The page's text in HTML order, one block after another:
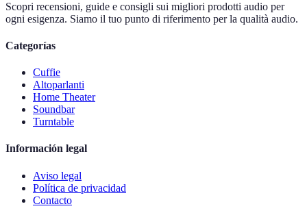
Scopri recensioni, guide e consigli sui migliori prodotti audio per
ogni esigenza. Siamo il tuo punto di riferimento per la qualità audio.
Categorías
Cuffie
Altoparlanti
Home Theater
Soundbar
Turntable
Información legal
Aviso legal
Política de privacidad
Contacto